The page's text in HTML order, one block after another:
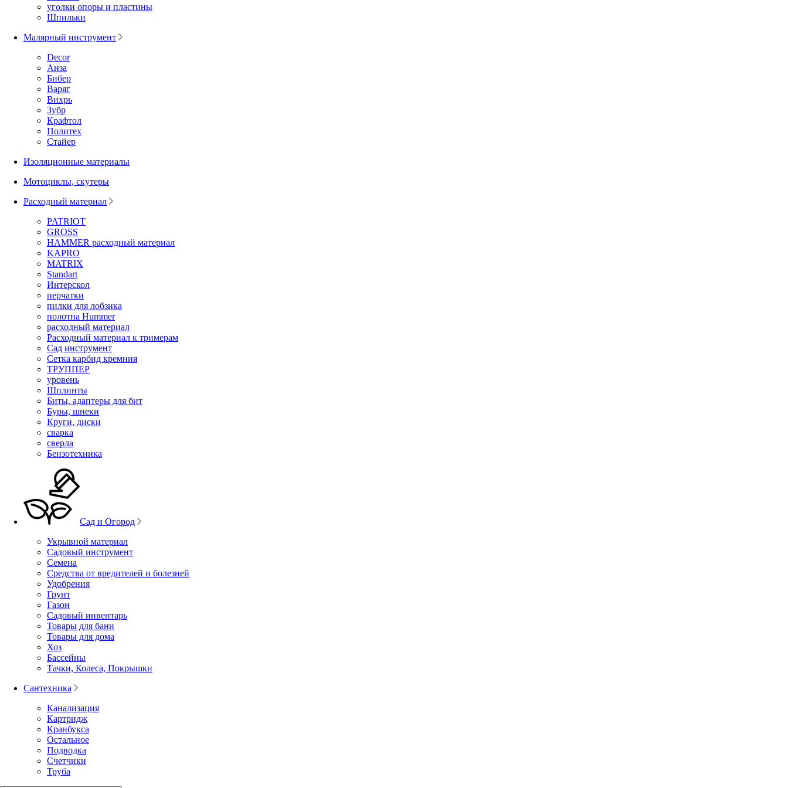
уголки опоры и пластины
Шпильки
Малярный инструмент
Decor
Анза
Бибер
Варяг
Вихрь
Зубр
Крафтол
Политех
Стайер
Изоляционные материалы
Мотоциклы, скутеры
Расходный материал
PATRIOT
GROSS
HAMMER расходный материал
KAPRO
MATRIX
Standart
Интерскол
перчатки
пилки для лобзика
полотна Hummer
расходный материал
Расходный материал к тримерам
Сад инструмент
Сетка карбид кремния
ТРУППЕР
уровень
Шплинты
Биты, адаптеры для бит
Буры, шнеки
Круги, диски
сварка
сверла
Бензотехника
Сад и Огород
Укрывной материал
Садовый инструмент
Семена
Средства от вредителей и болезней
Удобрения
Грунт
Газон
Садовый инвентарь
Товары для бани
Товары для дома
Хоз
Бассейны
Тачки, Колеса, Покрышки
Сантехника
Канализация
Картридж
Кранбукса
Остальное
Подводка
Счетчики
Труба